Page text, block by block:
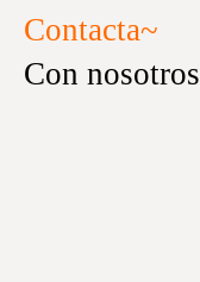
Contacta~
Con nosotros